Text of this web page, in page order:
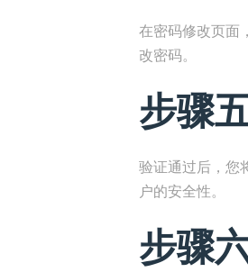
在密码修改页面
改密码。
步骤
验证通过后，您
户的安全性。
步骤